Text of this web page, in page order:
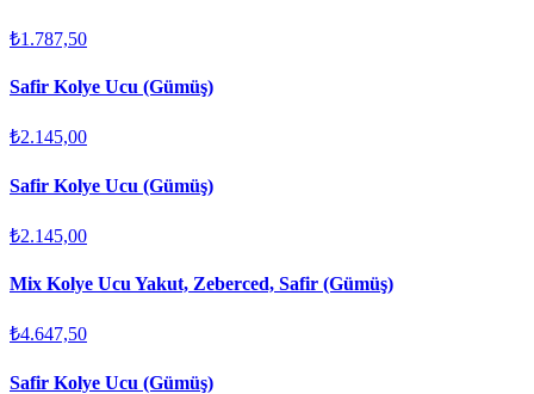
₺1.787,50
Safir Kolye Ucu (Gümüş)
₺2.145,00
Safir Kolye Ucu (Gümüş)
₺2.145,00
Mix Kolye Ucu Yakut, Zeberced, Safir (Gümüş)
₺4.647,50
Safir Kolye Ucu (Gümüş)